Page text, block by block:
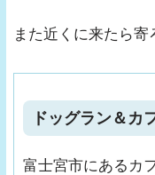
また近くに来たら寄
ドッグラン＆カ
富士宮市にあるカ